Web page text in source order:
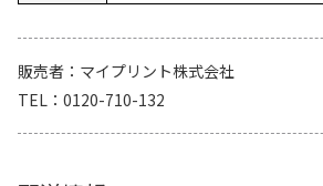
販売者
マイプリント株式会社
TEL
0120-710-132